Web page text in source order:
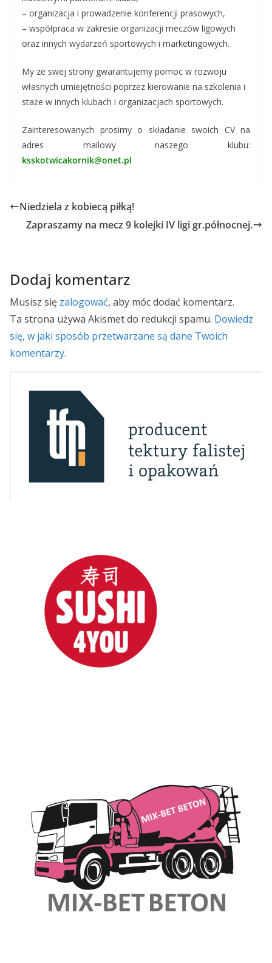
– organizacja i prowadzenie konferencji prasowych,
– współpraca w zakresie organizacji meczów ligowych
oraz innych wydarzeń sportowych i marketingowych.
My ze swej strony gwarantujemy pomoc w rozwoju
własnych umiejętności poprzez kierowanie na szkolenia i
staże w innych klubach i organizacjach sportowych.
Zainteresowanych prosimy o składanie swoich CV na
adres mailowy naszego klubu:
ksskotwicakornik@onet.pl
Niedziela z kobiecą piłką!
Zapraszamy na mecz 9 kolejki IV ligi gr.północnej.
Dodaj komentarz
Musisz się zalogować, aby móc dodać komentarz.
Ta strona używa Akismet do redukcji spamu. Dowiedz
się, w jaki sposób przetwarzane są dane Twoich
komentarzy.